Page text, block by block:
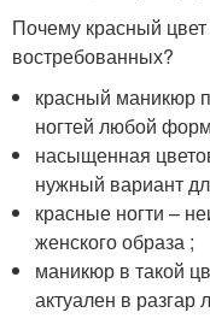
Почему красный
востребованных?
красный маникюр
ногтей любой
насыщенная
нужный вариант
красные ногти –
женского образа ;
маникюр в такой
актуален в